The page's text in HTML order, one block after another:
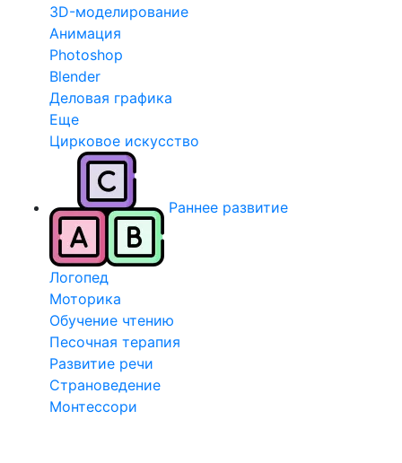
3D-моделирование
Анимация
Photoshop
Blender
Деловая графика
Еще
Цирковое искусство
Раннее развитие
Логопед
Моторика
Обучение чтению
Песочная терапия
Развитие речи
Страноведение
Монтессори